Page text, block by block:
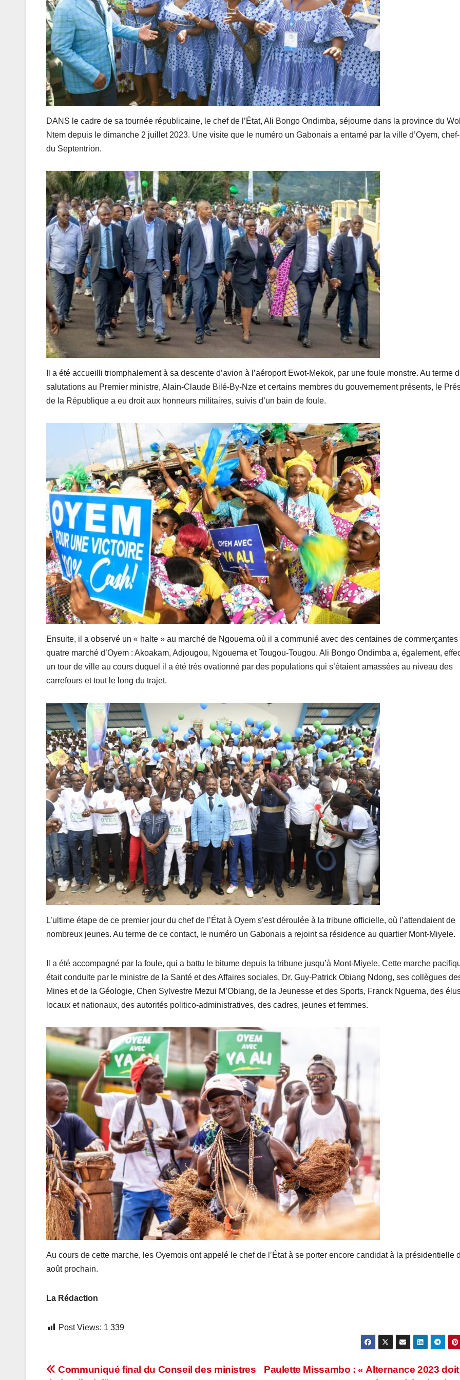
DANS le cadre de sa tournée républicaine, le chef de l’État, Ali Bongo Ondimba, séjourne dans la province du
Ntem depuis le dimanche 2 juillet 2023. Une visite que le numéro un Gabonais a entamé par la ville d’Oyem,
du Septentrion.
Il a été accueilli triomphalement à sa descente d’avion à l’aéroport Ewot-Mekok, par une foule monstre. Au terme
salutations au Premier ministre, Alain-Claude Bilé-By-Nze et certains membres du gouvernement présents, le
de la République a eu droit aux honneurs militaires, suivis d’un bain de foule.
Ensuite, il a observé un « halte » au marché de Ngouema où il a communié avec des centaines de commerçantes
quatre marché d’Oyem : Akoakam, Adjougou, Ngouema et Tougou-Tougou. Ali Bongo Ondimba a, également,
un tour de ville au cours duquel il a été très ovationné par des populations qui s’étaient amassées au niveau des
carrefours et tout le long du trajet.
L’ultime étape de ce premier jour du chef de l’État à Oyem s’est déroulée à la tribune officielle, où l’attendaient de
nombreux jeunes. Au terme de ce contact, le numéro un Gabonais a rejoint sa résidence au quartier Mont-Miyele.
Il a été accompagné par la foule, qui a battu le bitume depuis la tribune jusqu’à Mont-Miyele. Cette marche
était conduite par le ministre de la Santé et des Affaires sociales, Dr. Guy-Patrick Obiang Ndong, ses collègues
Mines et de la Géologie, Chen Sylvestre Mezui M’Obiang, de la Jeunesse et des Sports, Franck Nguema, des
locaux et nationaux, des autorités politico-administratives, des cadres, jeunes et femmes.
Au cours de cette marche, les Oyemois ont appelé le chef de l’État à se porter encore candidat à la présidentielle
août prochain.
La Rédaction
Post Views: 1 339
Navigation
Paulette Missambo : « Alternance 2023
Communiqué final du Conseil des ministres